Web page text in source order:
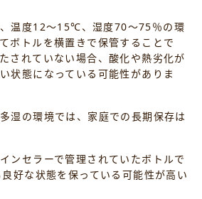
温度12～15℃、湿度70～75％の環
ボトルを横置きで保管することで
されていない場合、酸化や熱劣化が
状態になっている可能性がありま
湿の環境では、家庭での長期保存は
ンセラーで管理されていたボトルで
好な状態を保っている可能性が高い